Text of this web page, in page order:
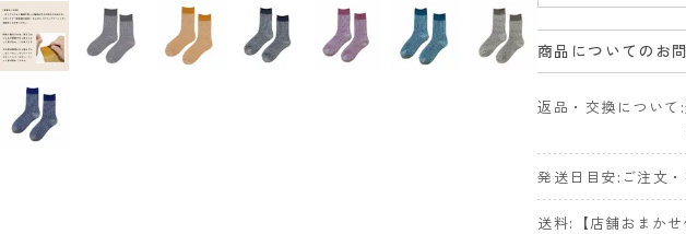
商品についてのお
返品・交換について
発送日目安 ご注文
送料
【店舗おまか